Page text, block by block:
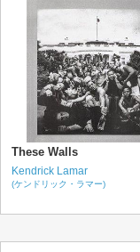
These Walls
Kendrick Lamar
(ケンドリック・ラマー)